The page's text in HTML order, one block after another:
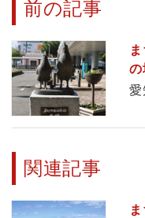
前の記事
の
愛
関連記事